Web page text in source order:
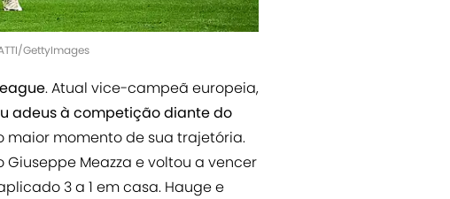
GettyImages
. Atual vice-campeã europeia,
adeus à competição diante do
maior momento de sua trajetória.
Meazza e voltou a vencer
3 a 1 em casa. Hauge e